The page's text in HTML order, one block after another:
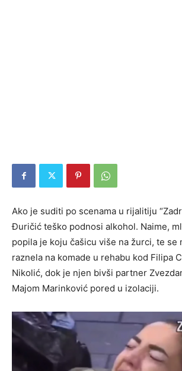
Ako je suditi po scenama u rijalitiju
Đuričić teško podnosi alkohol. Naime,
popila je koju čašicu više na žurci, te se
raznela na komade u rehabu kod Filipa
Nikolić, dok je njen bivši partner
Majom Marinković pored u izolaciji.